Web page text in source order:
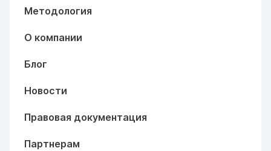
Методология
О компании
Блог
Новости
Правовая документация
Партнерам